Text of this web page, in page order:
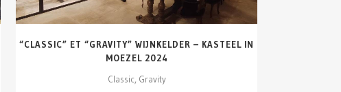
“CLASSIC” ET “GRAVITY” WIJNKELDER – KASTEEL IN
MOEZEL 2024
Classic, Gravity